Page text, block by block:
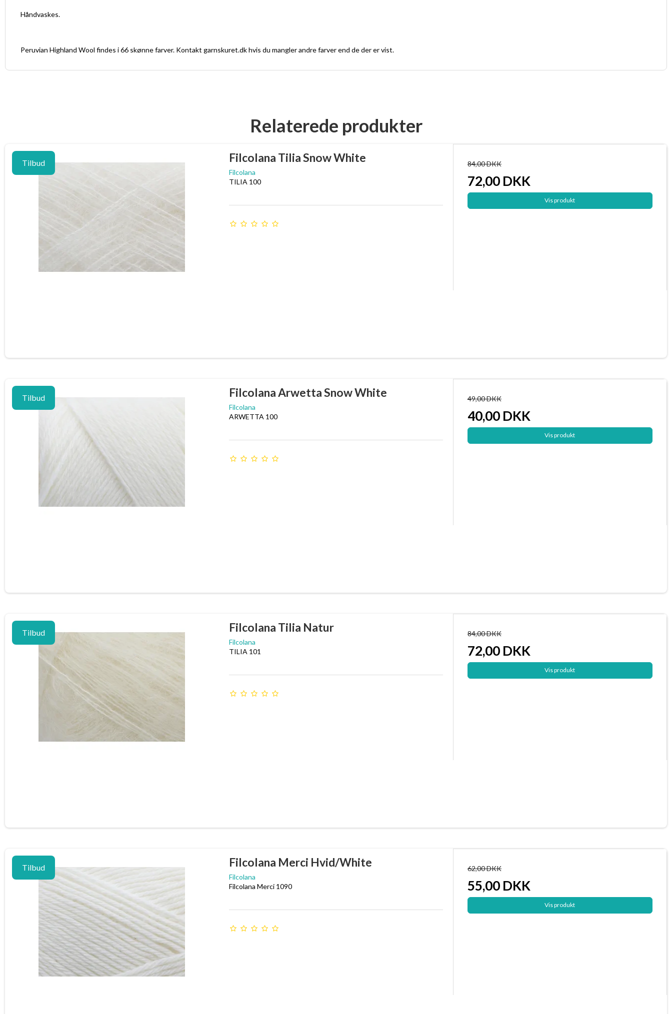
Håndvaskes.
Peruvian Highland Wool findes i 66 skønne farver. Kontakt garnskuret.dk hvis du mangler andre farver end de der er vist.
Relaterede produkter
Tilbud Filcolana Tilia Snow White
Filcolana
TILIA 100
84,00 DKK
72,00 DKK
Vis produkt
Tilbud Filcolana Arwetta Snow White
Filcolana
ARWETTA 100
49,00 DKK
40,00 DKK
Vis produkt
Tilbud Filcolana Tilia Natur
Filcolana
TILIA 101
84,00 DKK
72,00 DKK
Vis produkt
Tilbud Filcolana Merci Hvid/White
Filcolana
Filcolana Merci 1090
62,00 DKK
55,00 DKK
Vis produkt